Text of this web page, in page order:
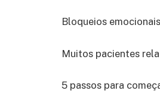
Bloqueios emocionais
Muitos pacientes
5 passos para